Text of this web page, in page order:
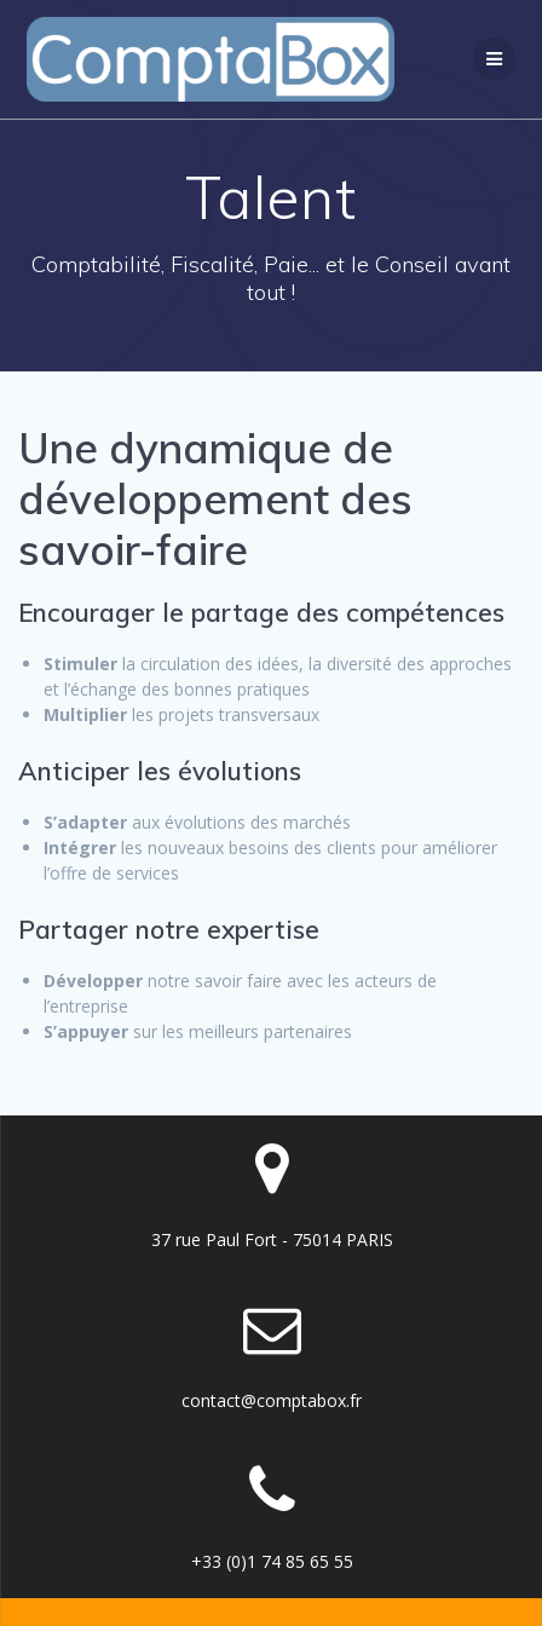
Passer
au
contenu
Talent
Comptabilité, Fiscalité, Paie... et le Conseil avant
tout !
Une dynamique de
développement des
savoir-faire
Encourager le partage des compétences
Stimuler la circulation des idées, la diversité des approches
et l’échange des bonnes pratiques
Multiplier les projets transversaux
Anticiper les évolutions
S’adapter aux évolutions des marchés
Intégrer les nouveaux besoins des clients pour améliorer
l’offre de services
Partager notre expertise
Développer notre savoir faire avec les acteurs de
l’entreprise
S’appuyer sur les meilleurs partenaires
37 rue Paul Fort - 75014 PARIS
contact@comptabox.fr
+33 (0)1 74 85 65 55